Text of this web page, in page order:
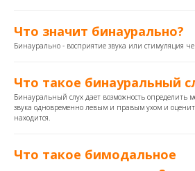
Что значит бинаурально?
Бинаурально - восприятие звука или стимуляция
Что такое бинауральный
Бинауральный слух дает возможность определить
звука одновременно левым и правым ухом и
находится.
Что такое бимодальное